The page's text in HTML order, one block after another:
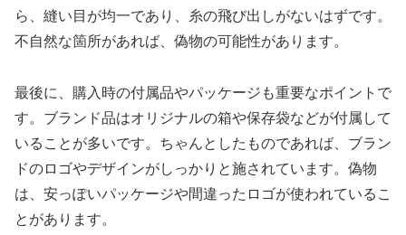
ら、縫い目が均一であり、糸の飛び出しがないはずです。
不自然な箇所があれば、偽物の可能性があります。
最後に、購入時の付属品やパッケージも重要なポイントで
す。ブランド品はオリジナルの箱や保存袋などが付属して
いることが多いです。ちゃんとしたものであれば、ブラン
ドのロゴやデザインがしっかりと施されています。偽物
は、安っぽいパッケージや間違ったロゴが使われているこ
とがあります。